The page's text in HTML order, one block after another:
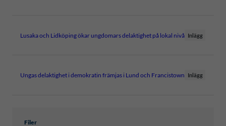
Lusaka och Lidköping ökar ungdomars delaktighet på lokal nivå Inlägg
Ungas delaktighet i demokratin främjas i Lund och Francistown Inlägg
Filer